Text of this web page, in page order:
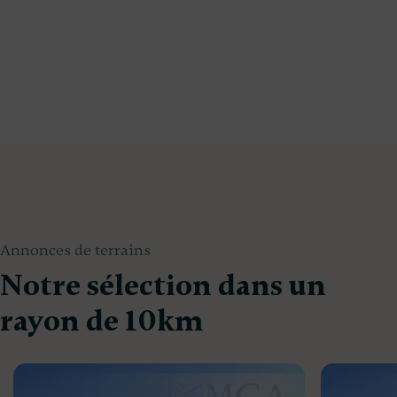
Annonces de terrains
Notre sélection dans un
rayon de 10km